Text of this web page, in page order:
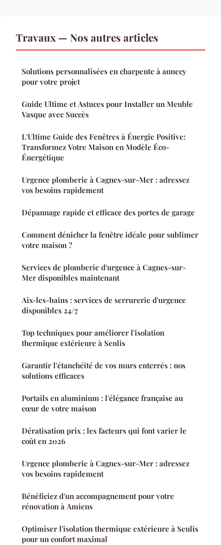
Travaux — Nos autres articles
Solutions personnalisées en charpente à annecy
pour votre projet
Guide Ultime et Astuces pour Installer un Meuble
Vasque avec Succès
L'Ultime Guide des Fenêtres à Énergie Positive:
Transformez Votre Maison en Modèle Éco-
Énergétique
Urgence plomberie à Cagnes-sur-Mer : adressez
vos besoins rapidement
Dépannage rapide et efficace des portes de garage
Comment dénicher la fenêtre idéale pour sublimer
votre maison ?
Services de plomberie d'urgence à Cagnes-sur-
Mer disponibles maintenant
Aix-les-bains : services de serrurerie d'urgence
disponibles 24/7
Top techniques pour améliorer l'isolation
thermique extérieure à Senlis
Garantir l'étanchéité de vos murs enterrés : nos
solutions efficaces
Portails en aluminium : l'élégance française au
cœur de votre maison
Dératisation prix : les facteurs qui font varier le
coût en 2026
Urgence plomberie à Cagnes-sur-Mer : adressez
vos besoins rapidement
Bénéficiez d'un accompagnement pour votre
rénovation à Amiens
Optimiser l'isolation thermique extérieure à Senlis
pour un confort maximal